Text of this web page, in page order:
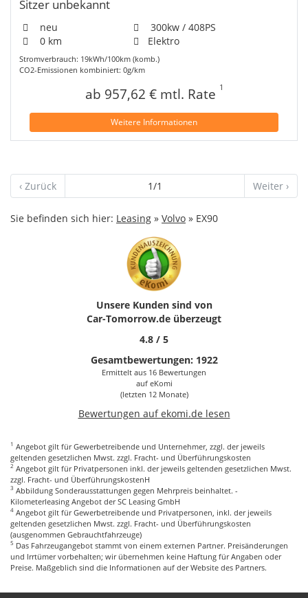
Sie befinden sich hier: Leasing » Volvo » EX90
Unsere Kunden sind von
Car-Tomorrow.de überzeugt
4.8 / 5
Gesamtbewertungen: 1922
Ermittelt aus 16 Bewertungen
auf eKomi
(letzten 12 Monate)
Bewertungen auf ekomi.de lesen
Sitzer unbekannt
neu
300kw / 408PS
0 km
Elektro
Stromverbrauch: 19kWh/100km (komb.)
CO2-Emissionen kombiniert: 0g/km
ab 957,62 € mtl. Rate 1
Weitere Informationen
‹ Zurück 1/1 Weiter ›
1 Angebot gilt für Gewerbetreibende und Unternehmer, zzgl. der jeweils
geltenden gesetzlichen Mwst. zzgl. Fracht- und Überführungskosten
2 Angebot gilt für Privatpersonen inkl. der jeweils geltenden gesetzlichen Mwst.
zzgl. Fracht- und ÜberführungskostenH
3 Abbildung Sonderausstattungen gegen Mehrpreis beinhaltet. -
Kilometerleasing Angebot der SC Leasing GmbH
4 Angebot gilt für Gewerbetreibende und Privatpersonen, inkl. der jeweils
geltenden gesetzlichen Mwst. zzgl. Fracht- und Überführungskosten
(ausgenommen Gebrauchtfahrzeuge)
5 Das Fahrzeugangebot stammt von einem externen Partner. Preisänderungen
und Irrtümer vorbehalten; wir übernehmen keine Haftung für Angaben oder
Preise. Maßgeblich sind die Informationen auf der Website des Partners.